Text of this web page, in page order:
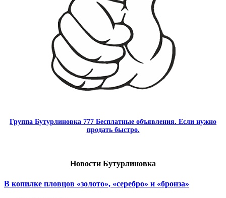
Группа Бутурлиновка 777 Бесплатные объявления. Если нужно
продать быстро.
Новости Бутурлиновка
В копилке пловцов «золото», «серебро» и «бронза»